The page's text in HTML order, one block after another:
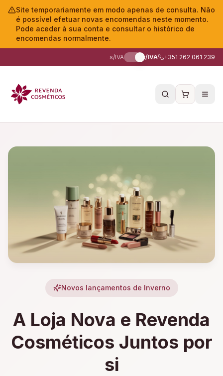
Site temporariamente em modo apenas de consulta. Não
é possível efetuar novas encomendas neste momento.
Pode aceder à sua conta e consultar o histórico de
encomendas normalmente.
s/IVA c/IVA +351 262 061 239
Novos lançamentos de Inverno
A Loja Nova e Revenda
Cosméticos Juntos por
si